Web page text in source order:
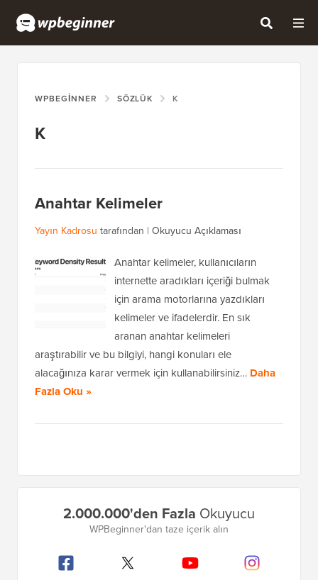
WPBEGINNER SÖZLÜK K
K
Anahtar Kelimeler
Yayın Kadrosu tarafından | Okuyucu Açıklaması
Anahtar kelimeler, kullanıcıların
internette aradıkları içeriği bulmak
için arama motorlarına yazdıkları
kelimeler ve ifadelerdir. En sık
aranan anahtar kelimeleri
araştırabilir ve bu bilgiyi, hangi konuları ele
alacağınıza karar vermek için kullanabilirsiniz… Daha
Fazla Oku »
2.000.000'den Fazla Okuyucu
WPBeginner'dan taze içerik alın